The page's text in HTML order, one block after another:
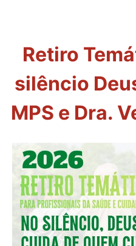
Retiro
silêncio
MPS e Dra.